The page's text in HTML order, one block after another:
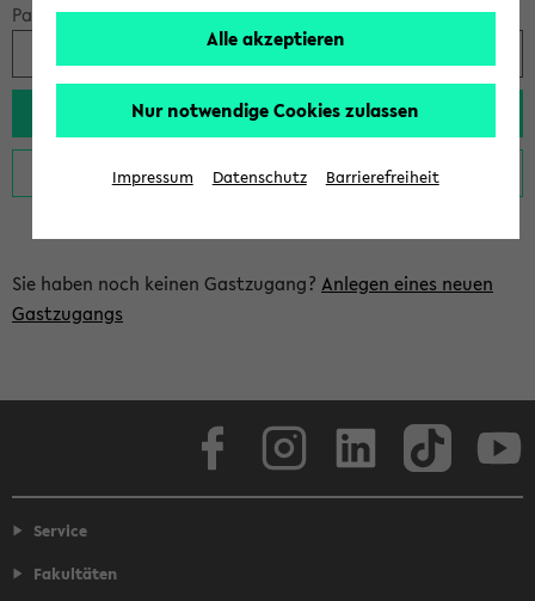
Passwort:
Sie haben noch keinen Gastzugang? Anlegen eines neuen
Gastzugangs
Service
Fakultäten
Alle akzeptieren
Nur notwendige Cookies zulassen
Impressum Datenschutz Barrierefreiheit